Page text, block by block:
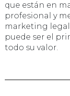
que están en
profesional y
marketing
puede ser el
todo su valor.